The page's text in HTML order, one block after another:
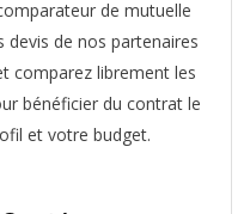
de mutuelle
devis de nos partenaires
comparez librement les
bénéficier du contrat le
et votre budget.